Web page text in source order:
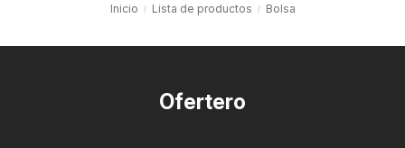
Inicio Lista de productos Bolsa
Ofertero